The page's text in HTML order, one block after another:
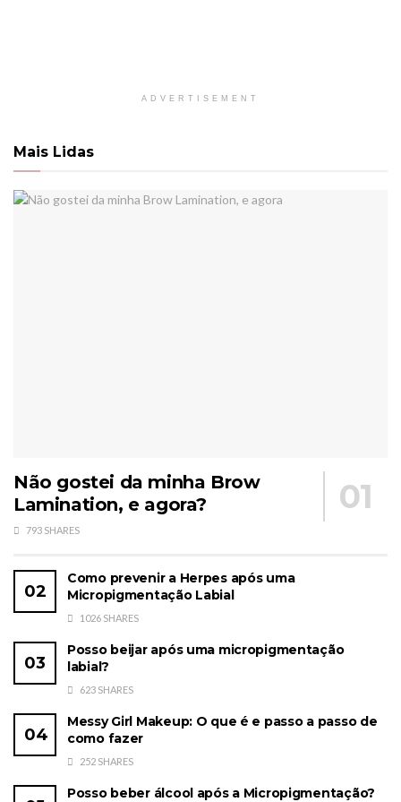
ADVERTISEMENT
Mais Lidas
Não gostei da minha Brow
Lamination, e agora?
793 SHARES
Como prevenir a Herpes após uma
Micropigmentação Labial
1026 SHARES
Posso beijar após uma micropigmentação
labial?
623 SHARES
Messy Girl Makeup: O que é e passo a passo de
como fazer
252 SHARES
Posso beber álcool após a Micropigmentação?